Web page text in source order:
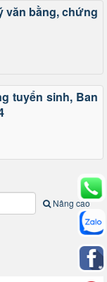
văn bằng, chứng
tuyển sinh, Ban
Nâng cao